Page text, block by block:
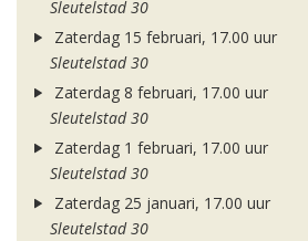
Sleutelstad 30
Zaterdag 15 februari, 17.00 uur
Sleutelstad 30
Zaterdag 8 februari, 17.00 uur
Sleutelstad 30
Zaterdag 1 februari, 17.00 uur
Sleutelstad 30
Zaterdag 25 januari, 17.00 uur
Sleutelstad 30